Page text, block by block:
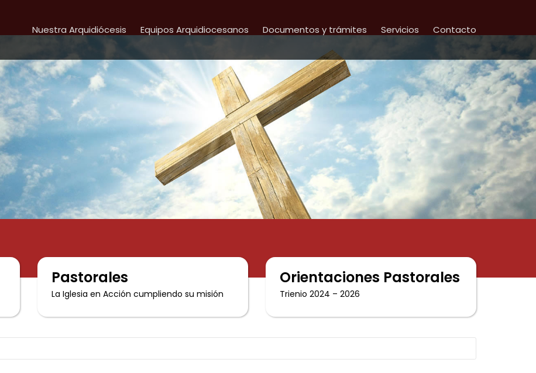
Nuestra Arquidiócesis Equipos Arquidiocesanos Documentos y trámites Servicios Contacto
Pastorales
La Iglesia en Acción cumpliendo su misión
Orientaciones Pastorales
Trienio 2024 – 2026